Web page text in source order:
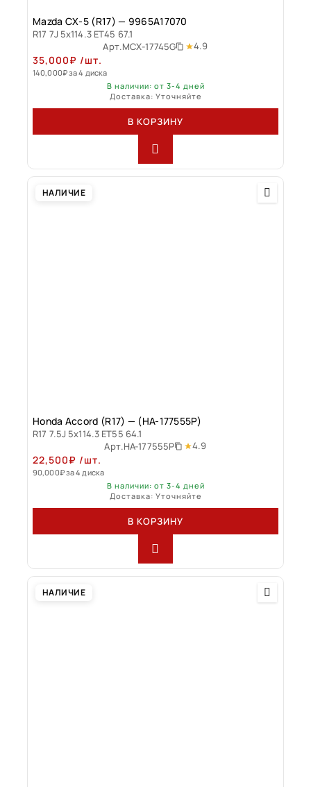
Mazda CX-5 (R17) — 9965A17070
R17 7J 5x114.3 ET45 67.1
Арт.MCX-17745G 4.9
35,000₽ /шт.
140,000₽за 4 диска
В наличии: от 3-4 дней
Доставка: Уточняйте
В КОРЗИНУ
НАЛИЧИЕ
Honda Accord (R17) — (HA-177555P)
R17 7.5J 5x114.3 ET55 64.1
Арт.HA-177555P 4.9
22,500₽ /шт.
90,000₽за 4 диска
В наличии: от 3-4 дней
Доставка: Уточняйте
В КОРЗИНУ
НАЛИЧИЕ